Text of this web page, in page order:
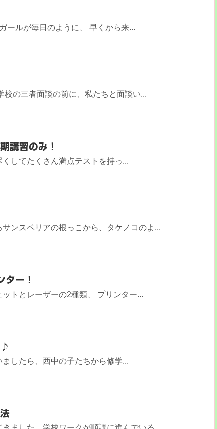
ールが毎日のように、 早くから来...
校の三者面談の前に、私たちと面談い...
講習のみ！
してたくさん満点テストを持っ...
ンスベリアの根っこから、タケノコのよ...
ター！
トとレーザーの2種類、 プリンター...
♪
したら、西中の子たちから修学...